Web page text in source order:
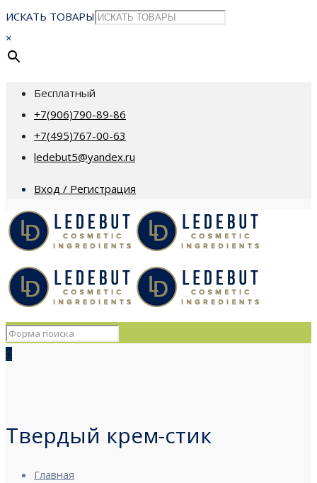
ИСКАТЬ ТОВАРЫ
×
Бесплатный
+7(906)790-89-86
+7(495)767-00-63
ledebut5@yandex.ru
Вход / Регистрация
0
Твердый крем-стик
Главная